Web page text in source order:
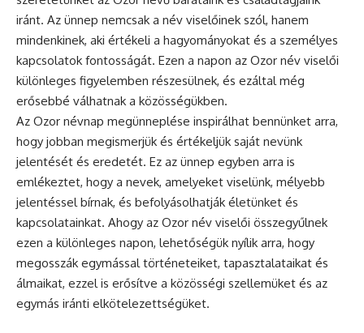
iránt. Az ünnep nemcsak a név viselőinek szól, hanem
mindenkinek, aki értékeli a hagyományokat és a személyes
kapcsolatok fontosságát. Ezen a napon az Ozor név viselői
különleges figyelemben részesülnek, és ezáltal még
erősebbé válhatnak a közösségükben.
Az Ozor névnap megünneplése inspirálhat bennünket arra,
hogy jobban megismerjük és értékeljük saját nevünk
jelentését és eredetét. Ez az ünnep egyben arra is
emlékeztet, hogy a nevek, amelyeket viselünk, mélyebb
jelentéssel bírnak, és befolyásolhatják életünket és
kapcsolatainkat. Ahogy az Ozor név viselői összegyűlnek
ezen a különleges napon, lehetőségük nyílik arra, hogy
megosszák egymással történeteiket, tapasztalataikat és
álmaikat, ezzel is erősítve a közösségi szellemüket és az
egymás iránti elkötelezettségüket.